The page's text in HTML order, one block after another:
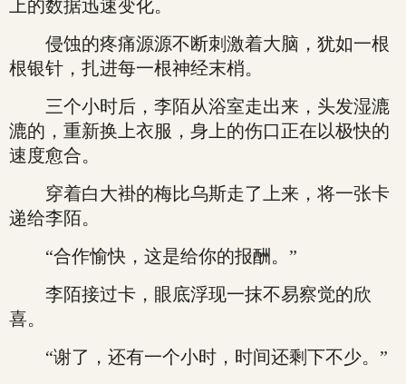
上的数据迅速变化。
侵蚀的疼痛源源不断刺激着大脑，犹如一根
根银针，扎进每一根神经末梢。
三个小时后，李陌从浴室走出来，头发湿漉
漉的，重新换上衣服，身上的伤口正在以极快的
速度愈合。
穿着白大褂的梅比乌斯走了上来，将一张卡
递给李陌。
“合作愉快，这是给你的报酬。”
李陌接过卡，眼底浮现一抹不易察觉的欣
喜。
“谢了，还有一个小时，时间还剩下不少。”